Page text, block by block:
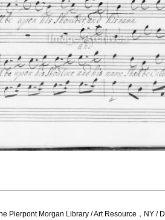
Pierpont Morgan Library / Art Resource，NY /